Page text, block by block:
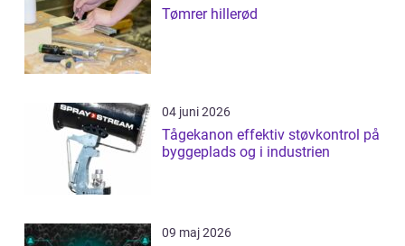
Tømrer hillerød
04 juni 2026
Tågekanon effektiv støvkontrol på
byggeplads og i industrien
09 maj 2026